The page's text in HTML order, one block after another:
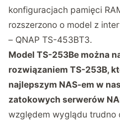
konfiguracjach pamięci
rozszerzono o model z
– QNAP TS-453BT3.
Model TS-253Be można
rozwiązaniemTS-253B,
najlepszym NAS-em w
zatokowych serwerów
względem wyglądu trudno